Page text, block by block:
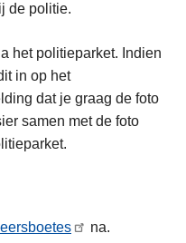
de politie.
het politieparket. Indien
in op het
dat je graag de foto
samen met de foto
na.